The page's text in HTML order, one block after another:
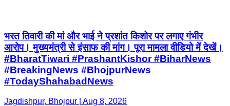
भरत तिवारी की मां और भाई ने प्रशांत किशोर पर लगाए गंभीर
आरोप। मुख्यमंत्री से इंसाफ की मांग। पूरा मामला वीडियो में देखें।
#BharatTiwari #PrashantKishor #BiharNews
#BreakingNews #BhojpurNews
#TodayShahabadNews
Jagdishpur, Bhojpur | Aug 8, 2026